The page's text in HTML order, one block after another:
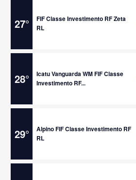
27°
FIF Classe Investimento RF Zeta
RL
28°
Icatu Vanguarda WM FIF Classe
Investimento RF...
29°
Alpino FIF Classe Investimento RF
RL